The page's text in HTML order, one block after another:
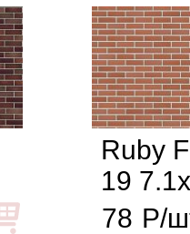
Ruby
19
78 Р/